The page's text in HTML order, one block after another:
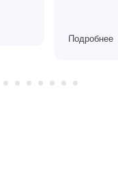
Подробнее